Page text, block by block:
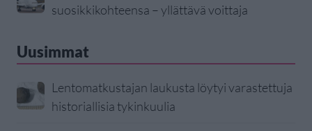
suosikkikohteensa – yllättävä voittaja
Uusimmat
Lentomatkustajan laukusta löytyi varastettuja
historiallisia tykinkuulia